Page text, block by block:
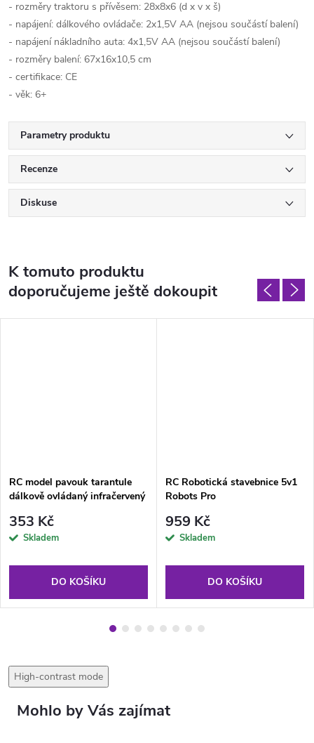
- rozměry traktoru s přívěsem: 28x8x6 (d x v x š)
- napájení: dálkového ovládače: 2x1,5V AA (nejsou součástí balení)
- napájení nákladního auta: 4x1,5V AA (nejsou součástí balení)
- rozměry balení: 67x16x10,5 cm
- certifikace: CE
- věk: 6+
Parametry produktu
Recenze
Diskuse
K tomuto produktu
doporučujeme ještě dokoupit
RC model pavouk tarantule
dálkově ovládaný infračervený
353 Kč
Skladem
DO KOŠÍKU
RC Robotická stavebnice 5v1
Robots Pro
959 Kč
Skladem
DO KOŠÍKU
High-contrast mode